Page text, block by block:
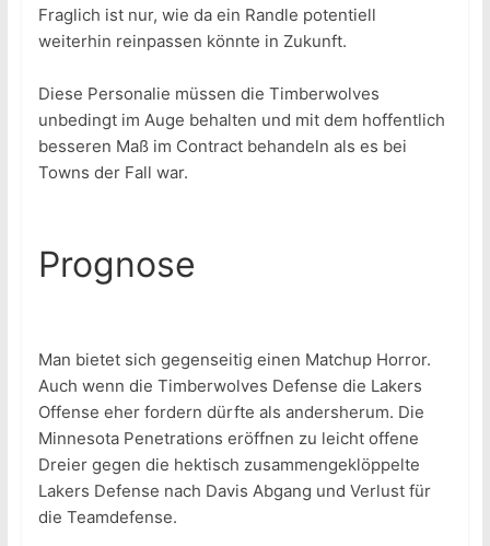
Fraglich ist nur, wie da ein Randle potentiell
weiterhin reinpassen könnte in Zukunft.
Diese Personalie müssen die Timberwolves
unbedingt im Auge behalten und mit dem hoffentlich
besseren Maß im Contract behandeln als es bei
Towns der Fall war.
Prognose
Man bietet sich gegenseitig einen Matchup Horror.
Auch wenn die Timberwolves Defense die Lakers
Offense eher fordern dürfte als andersherum. Die
Minnesota Penetrations eröffnen zu leicht offene
Dreier gegen die hektisch zusammengeklöppelte
Lakers Defense nach Davis Abgang und Verlust für
die Teamdefense.